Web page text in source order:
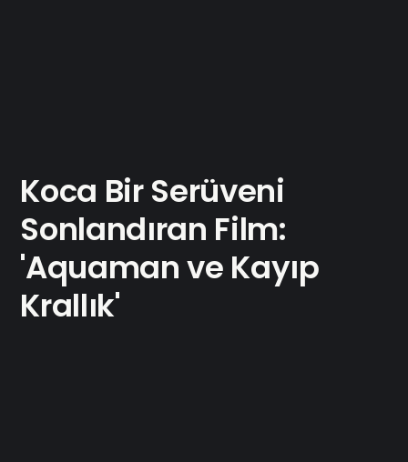
Koca Bir Serüveni
Sonlandıran Film:
'Aquaman ve Kayıp
Krallık'